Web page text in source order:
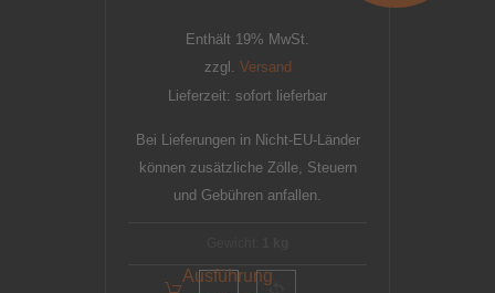
Enthält 19% MwSt.
zzgl. Versand
Lieferzeit: sofort lieferbar
Bei Lieferungen in Nicht-EU-Länder
können zusätzliche Zölle, Steuern
und Gebühren anfallen.
Ausführung